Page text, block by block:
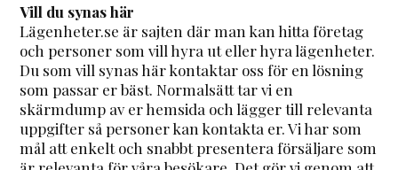
Vill du synas här
Lägenheter.se är sajten där man kan hitta företag
och personer som vill hyra ut eller hyra lägenheter.
Du som vill synas här kontaktar oss för en lösning
som passar er bäst. Normalsätt tar vi en
skärmdump av er hemsida och lägger till relevanta
uppgifter så personer kan kontakta er. Vi har som
mål att enkelt och snabbt presentera försäljare som